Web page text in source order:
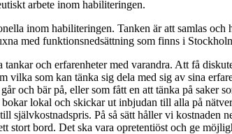
arbete inom habiliteringen.
inom habiliteringen. Tanken är att samlas
med funktionsnedsättning som finns i
tankar och erfarenheter med varandra. Att få
vilka som kan tänka sig dela med sig av sina
och bär på, eller som fått en att tänka på
lokal och skickar ut inbjudan till alla på
självkostnadspris. På så sätt håller vi
stort bord. Det ska vara opretentiöst och ge